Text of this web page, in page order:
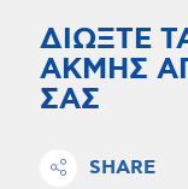
ΔΙΩΞΤΕ
ΑΚΜΗΣ
ΣΑΣ
SHARE